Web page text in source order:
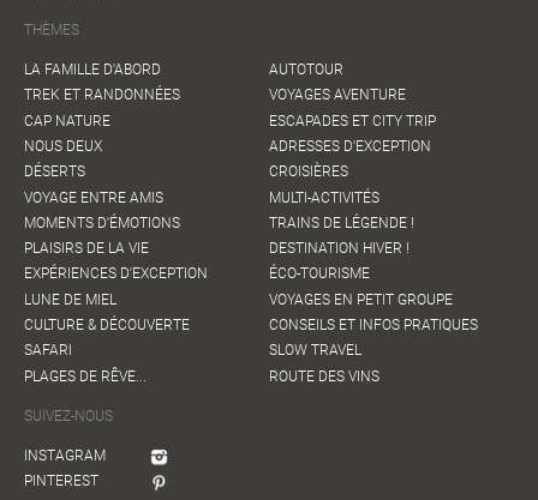
THÈMES
LA FAMILLE D'ABORD
TREK ET RANDONNÉES
CAP NATURE
NOUS DEUX
DÉSERTS
VOYAGE ENTRE AMIS
MOMENTS D'ÉMOTIONS
PLAISIRS DE LA VIE
EXPÉRIENCES D'EXCEPTION
LUNE DE MIEL
CULTURE & DÉCOUVERTE
SAFARI
PLAGES DE RÊVE...
AUTOTOUR
VOYAGES AVENTURE
ESCAPADES ET CITY TRIP
ADRESSES D'EXCEPTION
CROISIÈRES
MULTI-ACTIVITÉS
TRAINS DE LÉGENDE !
DESTINATION HIVER !
ÉCO-TOURISME
VOYAGES EN PETIT GROUPE
CONSEILS ET INFOS PRATIQUES
SLOW TRAVEL
ROUTE DES VINS
SUIVEZ-NOUS
INSTAGRAM
PINTEREST